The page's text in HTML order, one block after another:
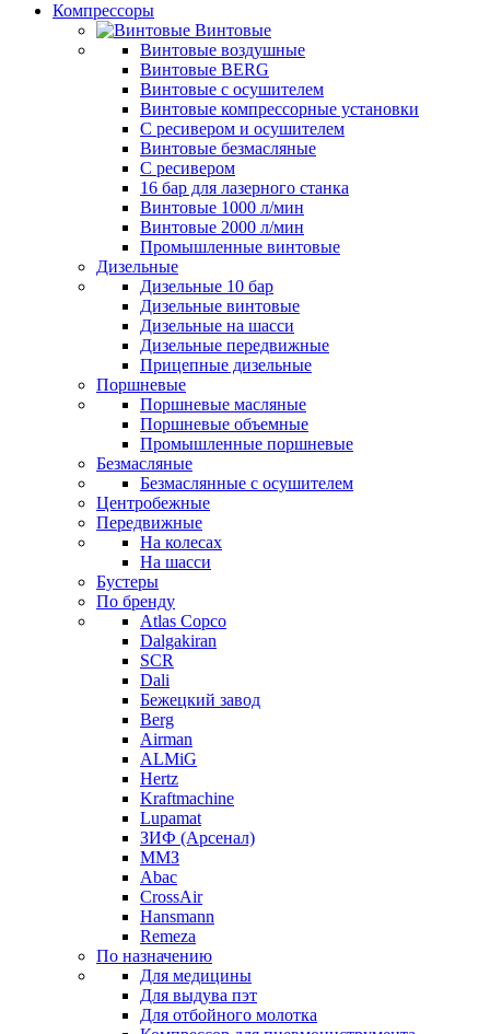
Компрессоры
Винтовые
Винтовые воздушные
Винтовые BERG
Винтовые с осушителем
Винтовые компрессорные установки
C ресивером и осушителем
Винтовые безмасляные
C ресивером
16 бар для лазерного станка
Винтовые 1000 л/мин
Винтовые 2000 л/мин
Промышленные винтовые
Дизельные
Дизельные 10 бар
Дизельные винтовые
Дизельные на шасси
Дизельные передвижные
Прицепные дизельные
Поршневые
Поршневые масляные
Поршневые объемные
Промышленные поршневые
Безмасляные
Безмаслянные с осушителем
Центробежные
Передвижные
На колесах
На шасси
Бустеры
По бренду
Atlas Copco
Dalgakiran
SCR
Dali
Бежецкий завод
Berg
Airman
ALMiG
Hertz
Kraftmachine
Lupamat
ЗИФ (Арсенал)
ММЗ
Abac
CrossAir
Hansmann
Remeza
По назначению
Для медицины
Для выдува пэт
Для отбойного молотка